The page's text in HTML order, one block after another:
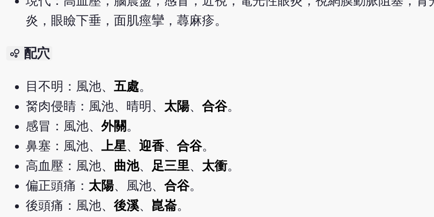
炎，眼瞼下垂，面肌痙攣，蕁麻疹。
bubble_chart 配穴
目不明：風池、 五處。
胬肉侵睛：風池、晴明、 太陽、 合谷。
感冒：風池、 外關。
鼻塞：風池、 上星、 迎香、 合谷。
高血壓：風池、 曲池、 足三里、 太衝。
偏正頭痛： 太陽、風池、 合谷。
後頭痛：風池、後溪、 崑崙。